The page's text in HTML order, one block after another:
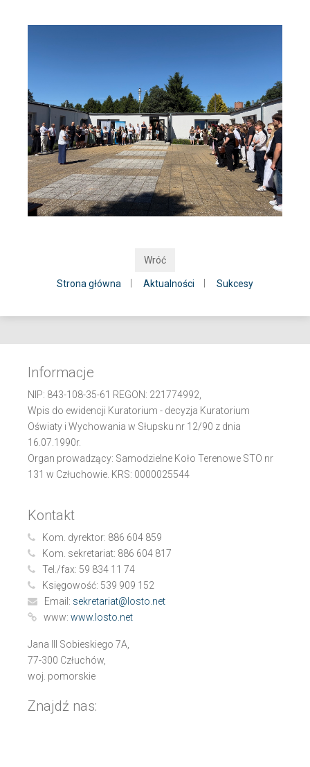
Wróć
Strona główna | Aktualności | Sukcesy
Informacje
NIP: 843-108-35-61 REGON: 221774992,
Wpis do ewidencji Kuratorium - decyzja Kuratorium
Oświaty i Wychowania w Słupsku nr 12/90 z dnia
16.07.1990r.
Organ prowadzący: Samodzielne Koło Terenowe STO nr
131 w Człuchowie. KRS: 0000025544
Kontakt
Kom. dyrektor: 886 604 859
Kom. sekretariat: 886 604 817
Tel./fax: 59 834 11 74
Księgowość: 539 909 152
Email: sekretariat@losto.net
www: www.losto.net
Jana III Sobieskiego 7A,
77-300 Człuchów,
woj. pomorskie
Znajdź nas: